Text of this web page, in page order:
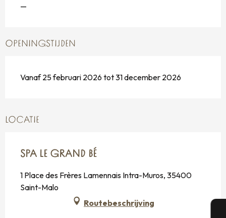
—
OPENINGSTIJDEN
Vanaf 25 februari 2026 tot 31 december 2026
LOCATIE
SPA LE GRAND BÉ
1 Place des Frères Lamennais Intra-Muros, 35400
Saint-Malo
Routebeschrijving